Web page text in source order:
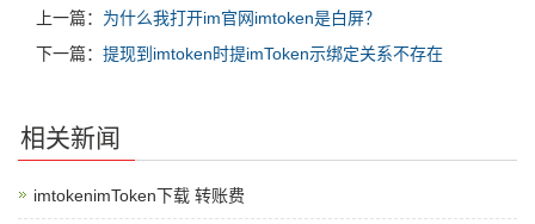
上一篇： 为什么我打开im官网imtoken是白屏？
下一篇： 提现到imtoken时提imToken示绑定关系不存在
相关新闻
imtokenimToken下载 转账费